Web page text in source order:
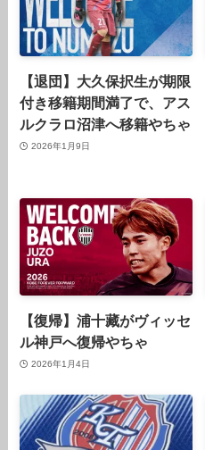
【退団】大久保択生が期限
付き移籍期間満了で、アス
ルクラロ沼津へ移籍やちゃ
2026年1月9日
【復帰】浦十藏がヴィッセ
ル神戸へ復帰やちゃ
2026年1月4日